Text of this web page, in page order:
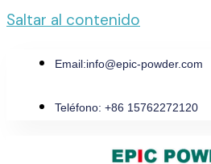
Saltar al contenido
Email:info@epic-powder.com
Teléfono: +86 15762272120